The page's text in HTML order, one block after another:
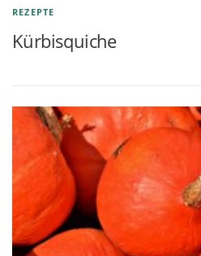
REZEPTE
Kürbisquiche